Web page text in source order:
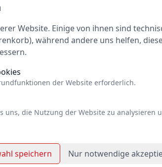
Tickets
Tickets
Website. Einige von ihnen sind
während andere uns helfen,
der Website erforderlich.
uns, die Nutzung der Website zu analysieren
speichern Nur notwendige